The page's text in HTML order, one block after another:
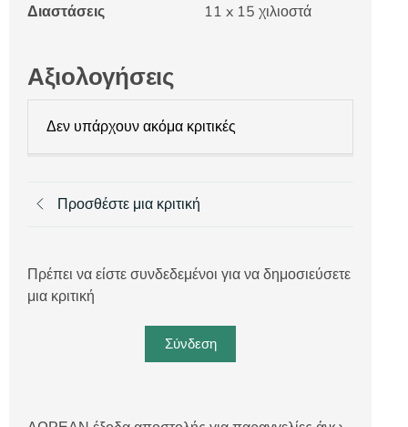
Διαστάσεις
11 x 15 χιλιοστά
Αξιολογήσεις
Δεν υπάρχουν ακόμα κριτικές
Προσθέστε μια κριτική
Πρέπει να είστε συνδεδεμένοι για να δημοσιεύσετε
μια κριτική
Σύνδεση